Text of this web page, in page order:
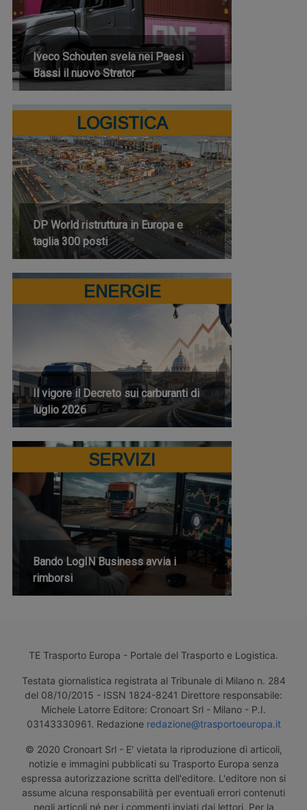
Iveco Schouten svela nei Paesi
Bassi il nuovo Strator
LOGISTICA
DP World ristruttura in Europa e
taglia 300 posti
ENERGIE
Il vigore il Decreto sui carburanti di
luglio 2026
SERVIZI
Bando LogIN Business avvia i
rimborsi
TE Trasporto Europa - Portale del Trasporto e Logistica.
Testata giornalistica registrata al Tribunale di Milano n. 284
del 08/10/2015 - ISSN 1824-8241 Direttore responsabile:
Michele Latorre Editore: Cronoart Srl - Milano - P.I.
03143330961. Redazione redazione@trasportoeuropa.it
© 2020 Cronoart Srl - E' vietata la riproduzione di articoli,
notizie e immagini pubblicati su Trasporto Europa senza
espressa autorizzazione scritta dell'editore. L'editore non si
assume alcuna responsabilità per eventuali errori contenuti
negli articoli né per i commenti inviati dai lettori. Per la